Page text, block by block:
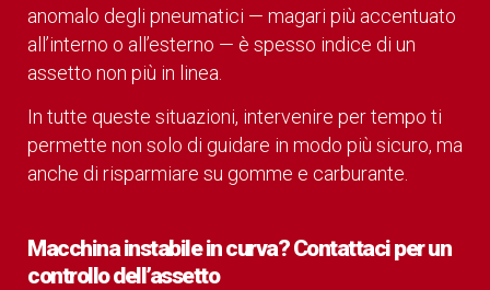
anomalo degli pneumatici — magari più accentuato
all’interno o all’esterno — è spesso indice di un
assetto non più in linea.
In tutte queste situazioni, intervenire per tempo ti
permette non solo di guidare in modo più sicuro, ma
anche di risparmiare su gomme e carburante.
Macchina instabile in curva? Contattaci per un
controllo dell’assetto